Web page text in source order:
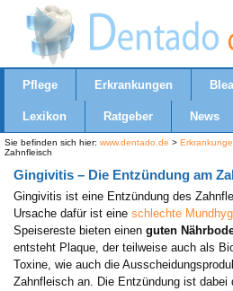
Pflege Erkrankungen
Lexikon Ratgeber News
Sie befinden sich hier: www.dentado.de >
Zahnfleisch
Gingivitis – Die Entzündung am
Gingivitis ist eine Entzündung des
Ursache dafür ist eine schlechte
Speisereste bieten einen guten
entsteht Plaque, der teilweise auch als
Toxine, wie auch die
Zahnfleisch an. Die Entzündung ist dabei